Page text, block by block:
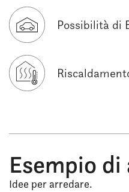
Possibilità di
Esempio
Idee per arredare.